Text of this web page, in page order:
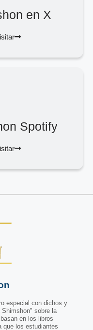
en X
Spotify
especial con dichos y
sobre la
en los libros
que los estudiantes